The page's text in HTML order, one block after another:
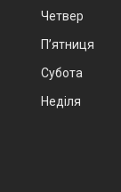
Четвер
Пʼятниця
Субота
Неділя